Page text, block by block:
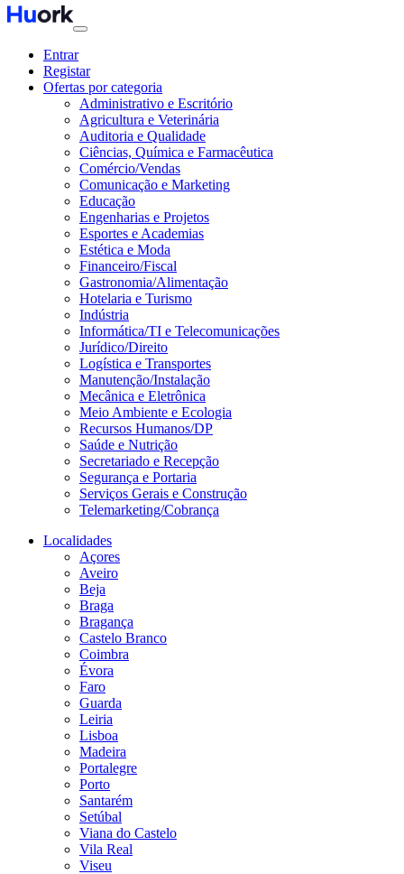
Entrar
Registar
Ofertas por categoria
Administrativo e Escritório
Agricultura e Veterinária
Auditoria e Qualidade
Ciências, Química e Farmacêutica
Comércio/Vendas
Comunicação e Marketing
Educação
Engenharias e Projetos
Esportes e Academias
Estética e Moda
Financeiro/Fiscal
Gastronomia/Alimentação
Hotelaria e Turismo
Indústria
Informática/TI e Telecomunicações
Jurídico/Direito
Logística e Transportes
Manutenção/Instalação
Mecânica e Eletrônica
Meio Ambiente e Ecologia
Recursos Humanos/DP
Saúde e Nutrição
Secretariado e Recepção
Segurança e Portaria
Serviços Gerais e Construção
Telemarketing/Cobrança
Localidades
Açores
Aveiro
Beja
Braga
Bragança
Castelo Branco
Coimbra
Évora
Faro
Guarda
Leiria
Lisboa
Madeira
Portalegre
Porto
Santarém
Setúbal
Viana do Castelo
Vila Real
Viseu